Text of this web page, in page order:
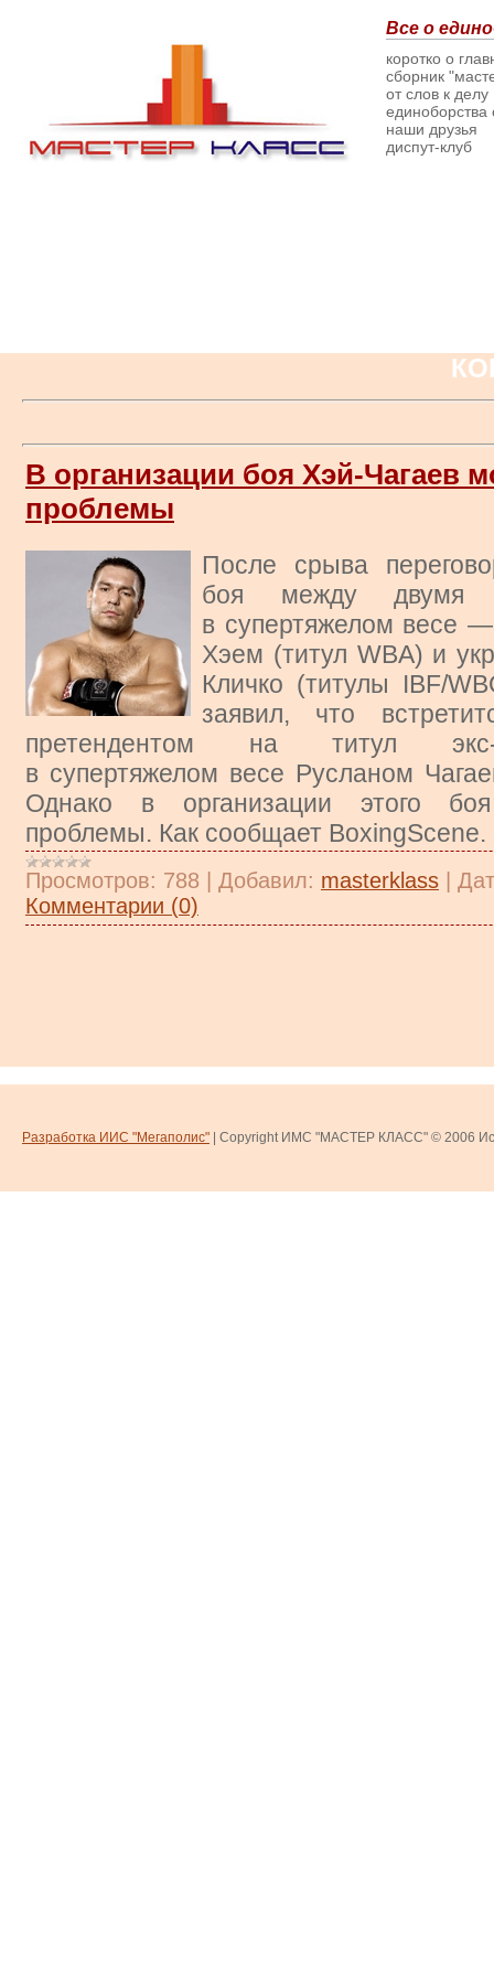
Все о
коротко о
сборник
от слов к делу
наши друзья
диспут-клуб
В организации боя Хэй-Чагаев
проблемы
После срыва
боя между двумя
в супертяжелом весе
Хэем (титул WBA) и
Кличко (титулы IBF/
заявил, что
претендентом на титул
в супертяжелом весе Русланом
Однако в организации этого
проблемы. Как сообщает BoxingScene.
Просмотров: 788 Добавил: masterklass
Комментарии (0)
Разработка ИИС "Мегаполис" | Copyright ИМС "МАСТЕР КЛАСС" © 2006